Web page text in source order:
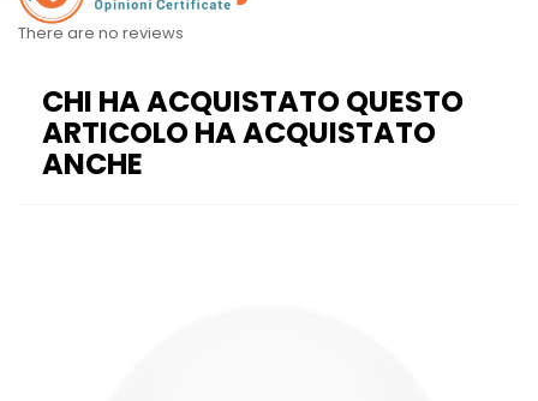
There are no reviews
CHI HA ACQUISTATO QUESTO
ARTICOLO HA ACQUISTATO
ANCHE